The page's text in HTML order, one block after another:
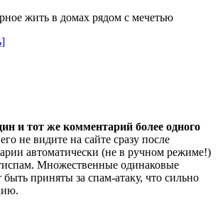
жить в домах рядом с мечетью
и тот же комментарий более одного
не видите на сайте сразу после
автоматически (не в ручном режиме!)
Множественные одинаковые
приняты за спам-атаку, что сильно